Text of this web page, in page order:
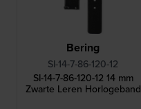
Bering
SI-14-7-86-120-12
SI-14-7-86-120-12 14 mm
Zwarte Leren Horlogeband